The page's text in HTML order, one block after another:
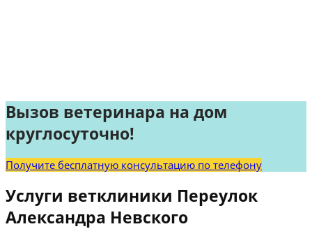
Вызов ветеринара на дом
круглосуточно!
Получите бесплатную консультацию по телефону
Услуги ветклиники Переулок
Александра Невского